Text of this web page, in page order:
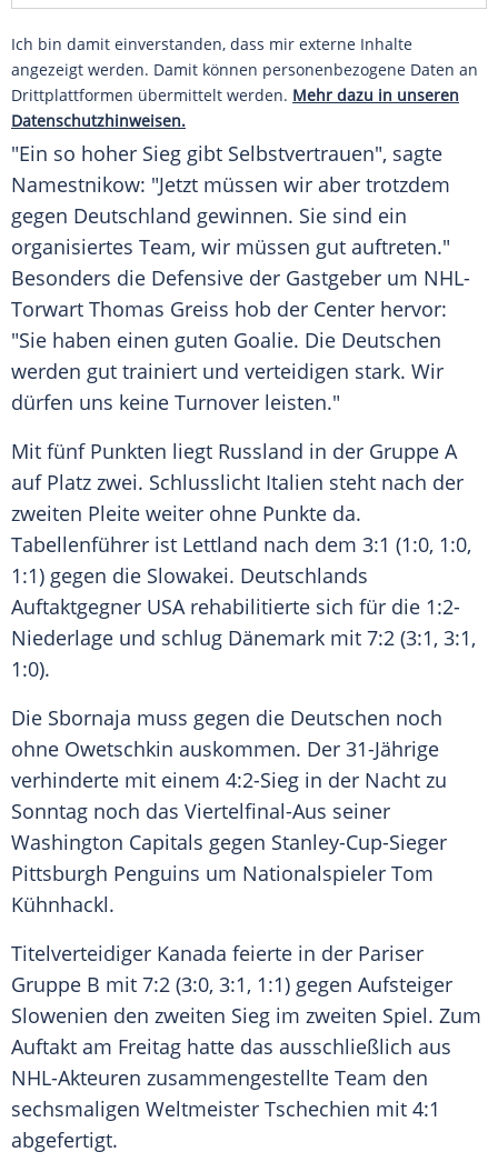
Ich bin damit einverstanden, dass mir externe Inhalte
angezeigt werden. Damit können personenbezogene Daten an
Drittplattformen übermittelt werden. Mehr dazu in unseren
Datenschutzhinweisen.
"Ein so hoher Sieg gibt Selbstvertrauen", sagte
Namestnikow: "Jetzt müssen wir aber trotzdem
gegen Deutschland gewinnen. Sie sind ein
organisiertes Team, wir müssen gut auftreten."
Besonders die Defensive der Gastgeber um NHL-
Torwart Thomas Greiss hob der Center hervor:
"Sie haben einen guten Goalie. Die Deutschen
werden gut trainiert und verteidigen stark. Wir
dürfen uns keine Turnover leisten."
Mit fünf Punkten liegt Russland in der Gruppe A
auf Platz zwei. Schlusslicht Italien steht nach der
zweiten Pleite weiter ohne Punkte da.
Tabellenführer ist Lettland nach dem 3:1 (1:0, 1:0,
1:1) gegen die Slowakei. Deutschlands
Auftaktgegner USA rehabilitierte sich für die 1:2-
Niederlage und schlug Dänemark mit 7:2 (3:1, 3:1,
1:0).
Die Sbornaja muss gegen die Deutschen noch
ohne Owetschkin auskommen. Der 31-Jährige
verhinderte mit einem 4:2-Sieg in der Nacht zu
Sonntag noch das Viertelfinal-Aus seiner
Washington Capitals gegen Stanley-Cup-Sieger
Pittsburgh Penguins um Nationalspieler Tom
Kühnhackl.
Titelverteidiger Kanada feierte in der Pariser
Gruppe B mit 7:2 (3:0, 3:1, 1:1) gegen Aufsteiger
Slowenien den zweiten Sieg im zweiten Spiel. Zum
Auftakt am Freitag hatte das ausschließlich aus
NHL-Akteuren zusammengestellte Team den
sechsmaligen Weltmeister Tschechien mit 4:1
abgefertigt.